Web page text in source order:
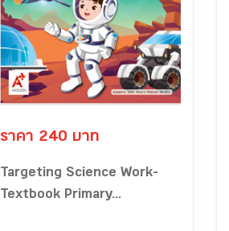
ราคา 240 บาท
Targeting Science Work-
Textbook Primary...